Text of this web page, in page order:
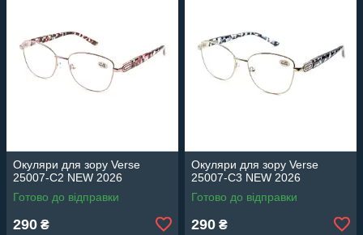
Окуляри для зору Verse
25007-C2 NEW 2026
Готово до відправки
290 ₴
Окуляри для зору Verse
25007-C3 NEW 2026
Готово до відправки
290 ₴